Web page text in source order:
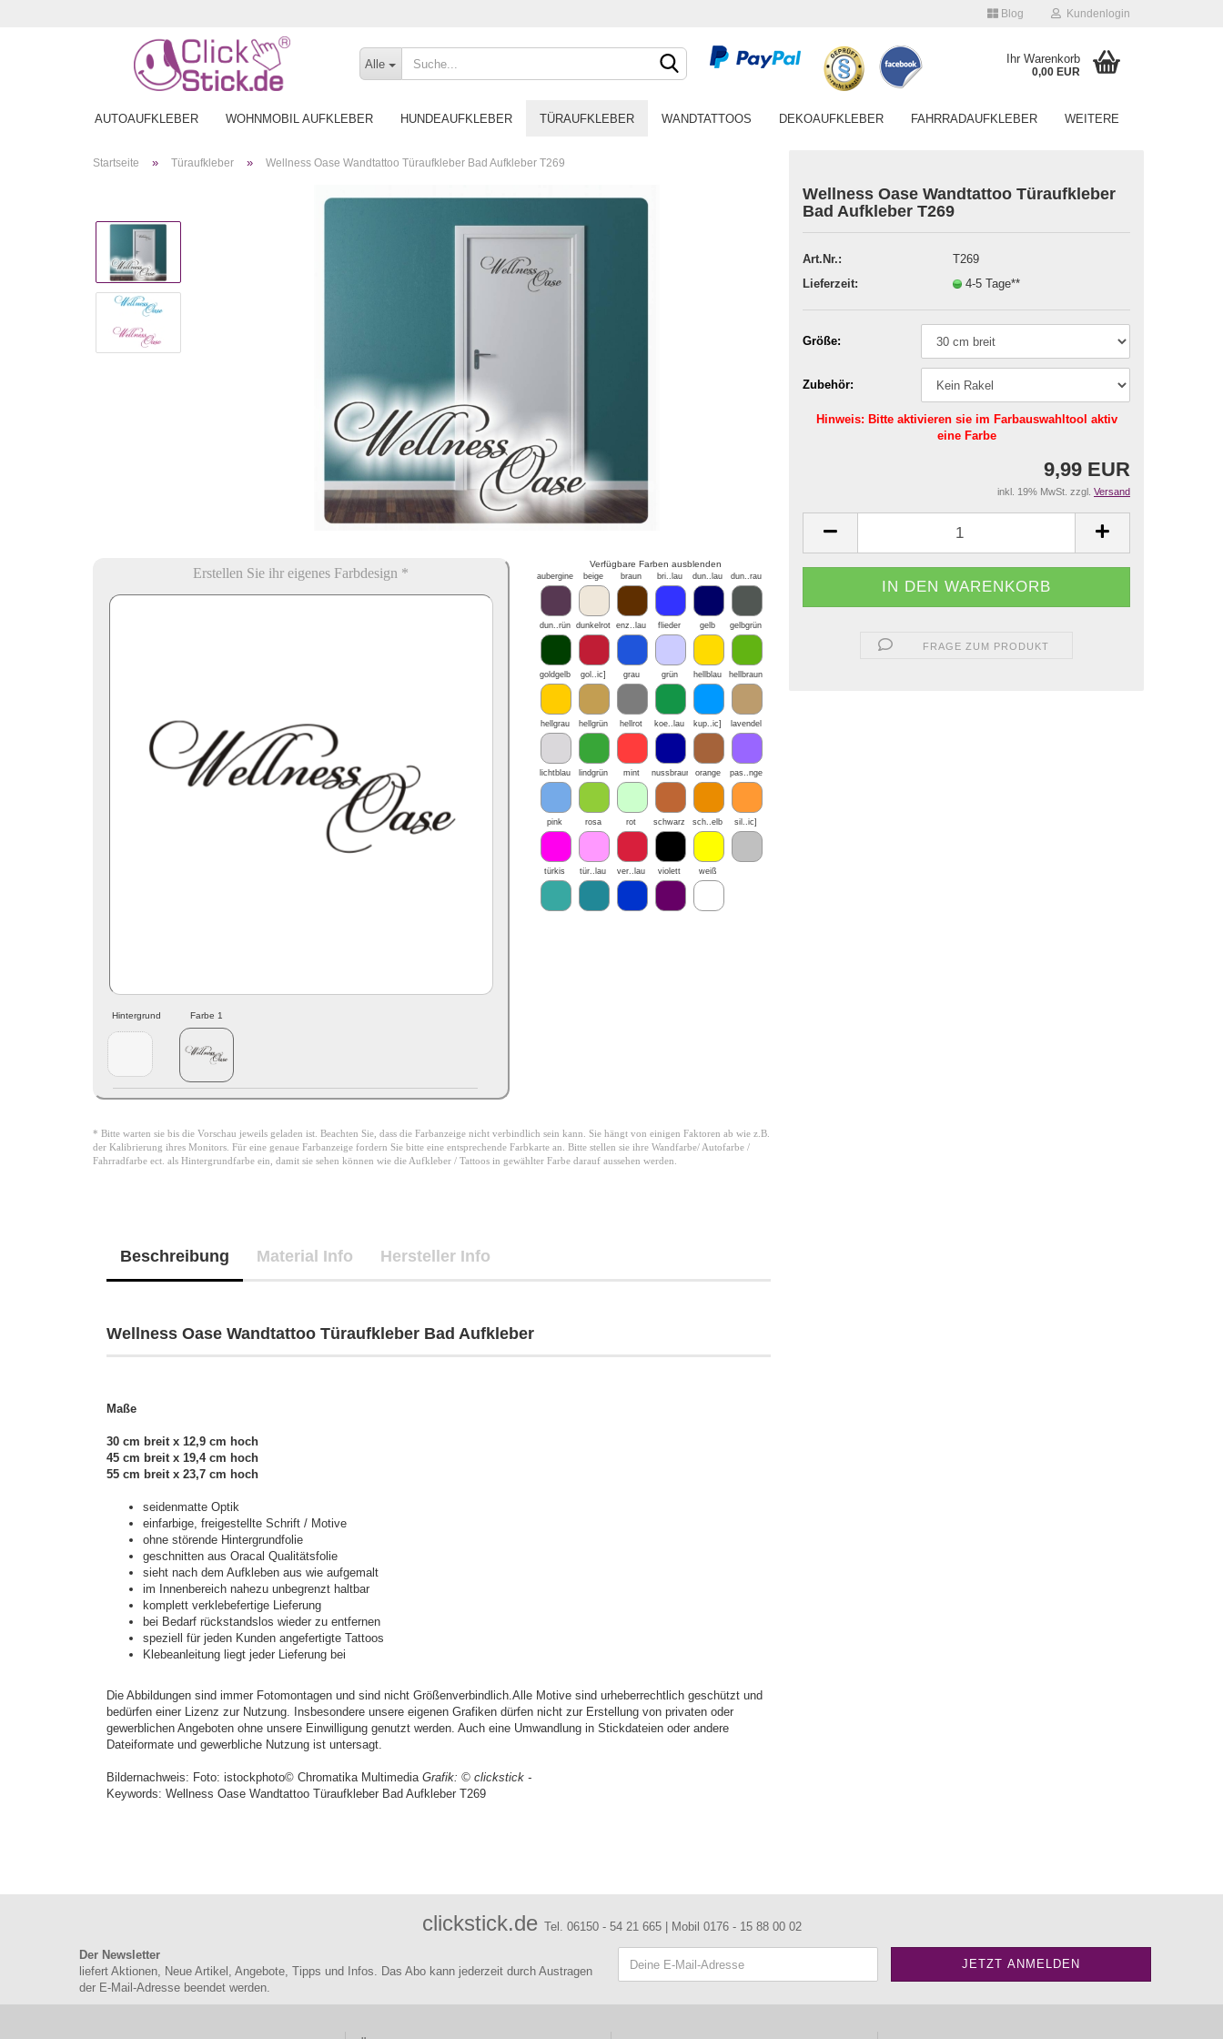
Blog Kundenlogin
Passwort vergessen?
Alle Ihr Warenkorb
0,00 EUR
AUTOAUFKLEBER WOHNMOBIL AUFKLEBER HUNDEAUFKLEBER TÜRAUFKLEBER WANDTATTOOS DEKOAUFKLEBER FAHRRADAUFKLEBER WEITERE
Startseite » Türaufkleber » Wellness Oase Wandtattoo Türaufkleber Bad Aufkleber T269
Wellness Oase Wandtattoo Türaufkleber
Bad Aufkleber T269
Art.Nr.:
T269
Lieferzeit:
4-5 Tage**
Größe:
Zubehör:
Hinweis: Bitte aktivieren sie im Farbauswahltool aktiv
eine Farbe
9,99 EUR
inkl. 19% MwSt. zzgl. Versand
FRAGE ZUM PRODUKT
Erstellen Sie ihr eigenes Farbdesign *
Hintergrund Farbe 1
Verfügbare Farben ausblenden
aubergine beige braun bri..lau dun..lau dun..rau
dun..rün dunkelrot enz..lau flieder gelb gelbgrün
goldgelb gol..ic] grau grün hellblau hellbraun
hellgrau hellgrün hellrot koe..lau kup..ic] lavendel
lichtblau lindgrün mint nussbraun orange pas..nge
pink rosa rot schwarz sch..elb sil..ic]
türkis tür..lau ver..lau violett weiß
* Bitte warten sie bis die Vorschau jeweils geladen ist. Beachten Sie, dass die Farbanzeige nicht verbindlich sein kann. Sie hängt von einigen Faktoren ab wie z.B.
der Kalibrierung ihres Monitors. Für eine genaue Farbanzeige fordern Sie bitte eine entsprechende Farbkarte an. Bitte stellen sie ihre Wandfarbe/ Autofarbe /
Fahrradfarbe ect. als Hintergrundfarbe ein, damit sie sehen können wie die Aufkleber / Tattoos in gewählter Farbe darauf aussehen werden.
Beschreibung Material Info Hersteller Info
Wellness Oase Wandtattoo Türaufkleber Bad Aufkleber
Maße
30 cm breit x 12,9 cm hoch
45 cm breit x 19,4 cm hoch
55 cm breit x 23,7 cm hoch
seidenmatte Optik
einfarbige, freigestellte Schrift / Motive
ohne störende Hintergrundfolie
geschnitten aus Oracal Qualitätsfolie
sieht nach dem Aufkleben aus wie aufgemalt
im Innenbereich nahezu unbegrenzt haltbar
komplett verklebefertige Lieferung
bei Bedarf rückstandslos wieder zu entfernen
speziell für jeden Kunden angefertigte Tattoos
Klebeanleitung liegt jeder Lieferung bei
Die Abbildungen sind immer Fotomontagen und sind nicht Größenverbindlich.Alle Motive sind urheberrechtlich geschützt und
bedürfen einer Lizenz zur Nutzung. Insbesondere unsere eigenen Grafiken dürfen nicht zur Erstellung von privaten oder
gewerblichen Angeboten ohne unsere Einwilligung genutzt werden. Auch eine Umwandlung in Stickdateien oder andere
Dateiformate und gewerbliche Nutzung ist untersagt.
Bildernachweis: Foto: istockphoto© Chromatika Multimedia Grafik: © clickstick -
Keywords: Wellness Oase Wandtattoo Türaufkleber Bad Aufkleber T269
clickstick.de Tel. 06150 - 54 21 665 | Mobil 0176 - 15 88 00 02
Der Newsletter
liefert Aktionen, Neue Artikel, Angebote, Tipps und Infos. Das Abo kann jederzeit durch Austragen
der E-Mail-Adresse beendet werden.